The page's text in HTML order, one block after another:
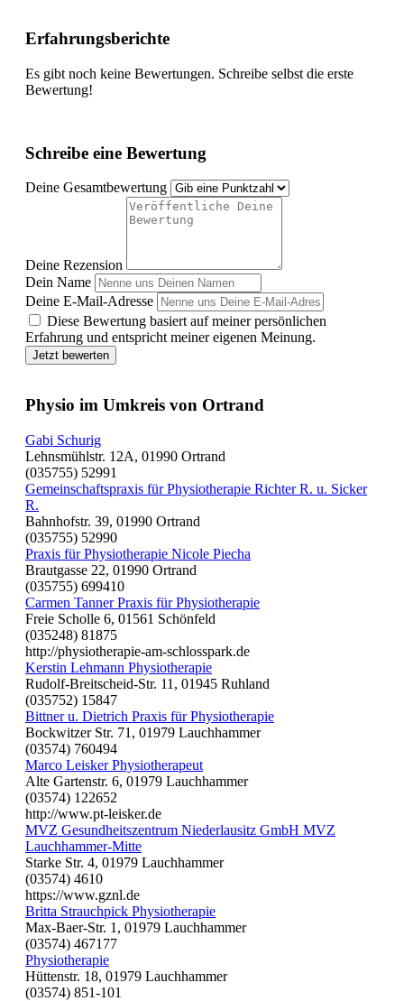
Erfahrungsberichte
Es gibt noch keine Bewertungen. Schreibe selbst die erste
Bewertung!
Schreibe eine Bewertung
Deine Gesamtbewertung
Deine Rezension
Dein Name
Deine E-Mail-Adresse
Diese Bewertung basiert auf meiner persönlichen
Erfahrung und entspricht meiner eigenen Meinung.
Jetzt bewerten
Physio im Umkreis von Ortrand
Gabi Schurig
Lehnsmühlstr. 12A, 01990 Ortrand
(035755) 52991
Gemeinschaftspraxis für Physiotherapie Richter R. u. Sicker
R.
Bahnhofstr. 39, 01990 Ortrand
(035755) 52990
Praxis für Physiotherapie Nicole Piecha
Brautgasse 22, 01990 Ortrand
(035755) 699410
Carmen Tanner Praxis für Physiotherapie
Freie Scholle 6, 01561 Schönfeld
(035248) 81875
http://physiotherapie-am-schlosspark.de
Kerstin Lehmann Physiotherapie
Rudolf-Breitscheid-Str. 11, 01945 Ruhland
(035752) 15847
Bittner u. Dietrich Praxis für Physiotherapie
Bockwitzer Str. 71, 01979 Lauchhammer
(03574) 760494
Marco Leisker Physiotherapeut
Alte Gartenstr. 6, 01979 Lauchhammer
(03574) 122652
http://www.pt-leisker.de
MVZ Gesundheitszentrum Niederlausitz GmbH MVZ
Lauchhammer-Mitte
Starke Str. 4, 01979 Lauchhammer
(03574) 4610
https://www.gznl.de
Britta Strauchpick Physiotherapie
Max-Baer-Str. 1, 01979 Lauchhammer
(03574) 467177
Physiotherapie
Hüttenstr. 18, 01979 Lauchhammer
(03574) 851-101